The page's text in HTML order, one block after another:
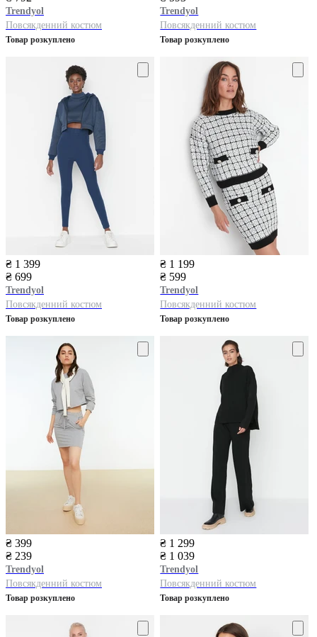
Trendyol
Повсякденний костюм
Товар розкуплено
Trendyol
Повсякденний костюм
Товар розкуплено
₴ 1 399
₴ 699
Trendyol
Повсякденний костюм
Товар розкуплено
₴ 1 199
₴ 599
Trendyol
Повсякденний костюм
Товар розкуплено
₴ 399
₴ 239
Trendyol
Повсякденний костюм
Товар розкуплено
₴ 1 299
₴ 1 039
Trendyol
Повсякденний костюм
Товар розкуплено